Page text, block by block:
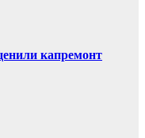
капремонт